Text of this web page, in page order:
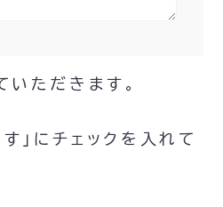
ただきます。
」にチェックを入れて